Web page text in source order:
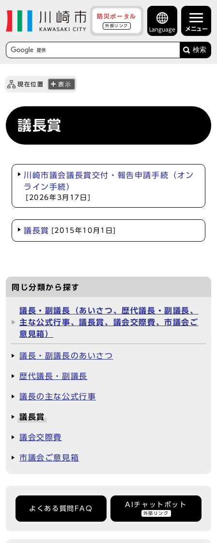
防災ポータル
外部リンク
Language メニュー
検索
現在位置 表示
議長賞
川崎市議会議長賞交付・報告申請手続（オン
ライン手続）
[2026年3月17日]
議長賞 [2015年10月1日]
同じ分類から探す
議長・副議長（あいさつ、歴代議長・副議長、
主な公式行事、議長賞、議会交際費、市議会ご
意見箱）
議長・副議長のあいさつ
歴代議長・副議長
議長の主な公式行事
議長賞
議会交際費
市議会ご意見箱
よくある質問FAQ
AIチャットボット
外部リンク